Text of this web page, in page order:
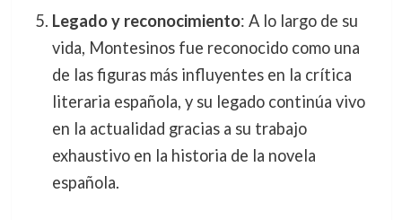
Legado y reconocimiento: A lo largo de su
vida, Montesinos fue reconocido como una
de las figuras más influyentes en la crítica
literaria española, y su legado continúa vivo
en la actualidad gracias a su trabajo
exhaustivo en la historia de la novela
española.